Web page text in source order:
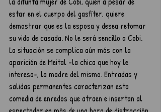
estar en el cuerpo del gasfíter, quiere
demostrar que es la esposa y desea retomar
su vida de casada. No le será sencillo a Cobi.
La situación se complica aún más con la
aparición de Meital -la chica que hoy le
interesa-, la madre del mismo. Entradas y
salidas permanentes caracterizan esta
comedia de enredos que atraen e insertan al